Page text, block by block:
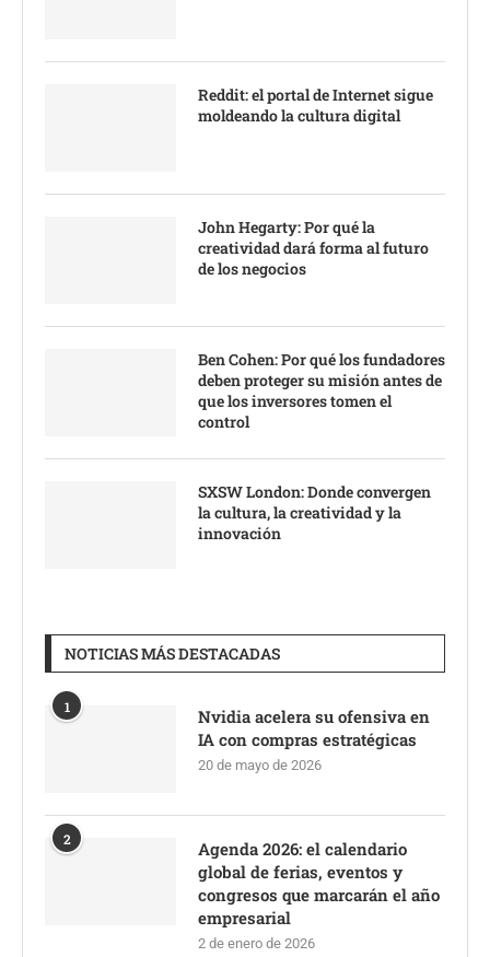
Reddit: el portal de Internet sigue
moldeando la cultura digital
John Hegarty: Por qué la
creatividad dará forma al futuro
de los negocios
Ben Cohen: Por qué los fundadores
deben proteger su misión antes de
que los inversores tomen el
control
SXSW London: Donde convergen
la cultura, la creatividad y la
innovación
NOTICIAS MÁS DESTACADAS
1
Nvidia acelera su ofensiva en
IA con compras estratégicas
20 de mayo de 2026
2
Agenda 2026: el calendario
global de ferias, eventos y
congresos que marcarán el año
empresarial
2 de enero de 2026